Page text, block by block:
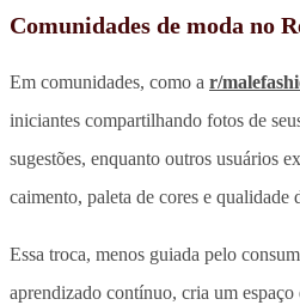
Comunidades de moda no
Em comunidades, como a r/
iniciantes compartilhando fotos de
sugestões, enquanto outros usuários
caimento, paleta de cores e qualidade
Essa troca, menos guiada pelo
aprendizado contínuo, cria um